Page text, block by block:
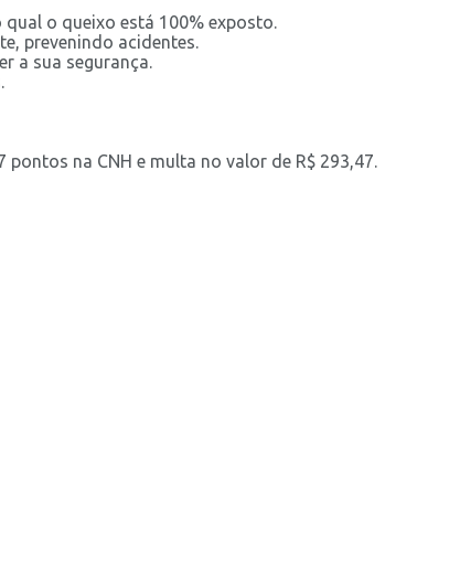
o queixo está 100% exposto.
prevenindo acidentes.
a sua segurança.
na CNH e multa no valor de R$ 293,47.